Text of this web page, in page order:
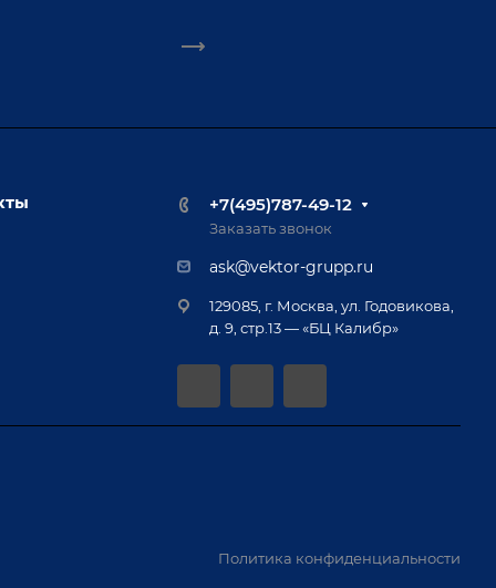
+7(495)787-49-12
Заказать звонок
ask@vektor-grupp.ru
129085, г. Москва, ул. Годовикова,
д. 9, стр.13 — «БЦ Калибр»
Политика конфиденциальности